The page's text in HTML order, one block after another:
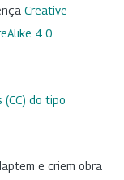
Creative
4.0
(CC) do tipo
e criem obra